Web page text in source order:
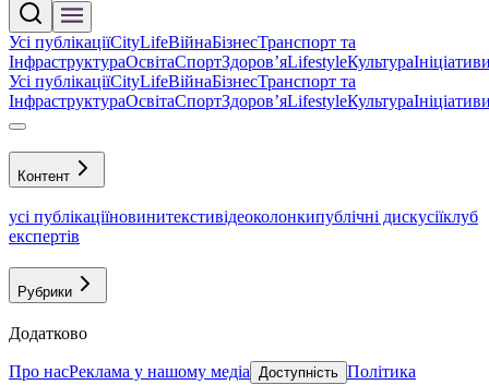
Усі публікаціїCityLifeВійнаБізнесТранспорт та
ІнфраструктураОсвітаСпортЗдоровʼяLifestyleКультура
Усі публікаціїCityLifeВійнаБізнесТранспорт та
ІнфраструктураОсвітаСпортЗдоровʼяLifestyleКультура
Контент
усі публікаціїновинитекстивідеоколонкипублічні дискусіїклуб
експертів
Рубрики
Додатково
Про насРеклама у нашому медіа Доступність Політика